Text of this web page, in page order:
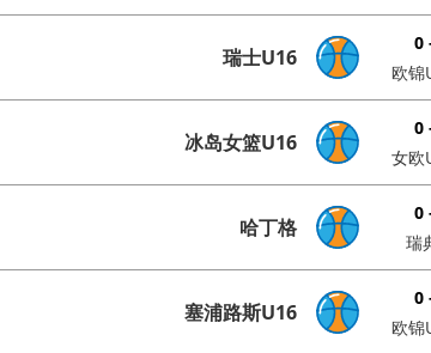
瑞士U16
0
欧锦
冰岛女篮U16
0
女欧
哈丁格
0
瑞
塞浦路斯U16
0
欧锦